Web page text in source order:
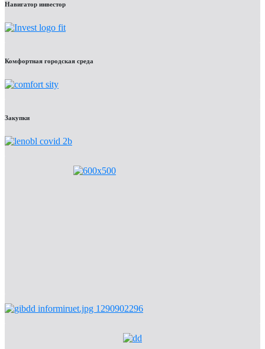
Навигатор инвестор
Комфортная городская среда
Закупки